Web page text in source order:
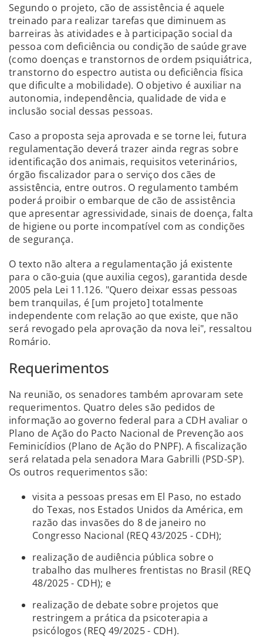
Segundo o projeto, cão de assistência é aquele
treinado para realizar tarefas que diminuem as
barreiras às atividades e à participação social da
pessoa com deficiência ou condição de saúde grave
(como doenças e transtornos de ordem psiquiátrica,
transtorno do espectro autista ou deficiência física
que dificulte a mobilidade). O objetivo é auxiliar na
autonomia, independência, qualidade de vida e
inclusão social dessas pessoas.
Caso a proposta seja aprovada e se torne lei, futura
regulamentação deverá trazer ainda regras sobre
identificação dos animais, requisitos veterinários,
órgão fiscalizador para o serviço dos cães de
assistência, entre outros. O regulamento também
poderá proibir o embarque de cão de assistência
que apresentar agressividade, sinais de doença, falta
de higiene ou porte incompatível com as condições
de segurança.
O texto não altera a regulamentação já existente
para o cão-guia (que auxilia cegos), garantida desde
2005 pela Lei 11.126. "Quero deixar essas pessoas
bem tranquilas, é [um projeto] totalmente
independente com relação ao que existe, que não
será revogado pela aprovação da nova lei", ressaltou
Romário.
Requerimentos
Na reunião, os senadores também aprovaram sete
requerimentos. Quatro deles são pedidos de
informação ao governo federal para a CDH avaliar o
Plano de Ação do Pacto Nacional de Prevenção aos
Feminicídios (Plano de Ação do PNPF). A fiscalização
será relatada pela senadora Mara Gabrilli (PSD-SP).
Os outros requerimentos são:
visita a pessoas presas em El Paso, no estado
do Texas, nos Estados Unidos da América, em
razão das invasões do 8 de janeiro no
Congresso Nacional (REQ 43/2025 - CDH);
realização de audiência pública sobre o
trabalho das mulheres frentistas no Brasil (REQ
48/2025 - CDH); e
realização de debate sobre projetos que
restringem a prática da psicoterapia a
psicólogos (REQ 49/2025 - CDH).